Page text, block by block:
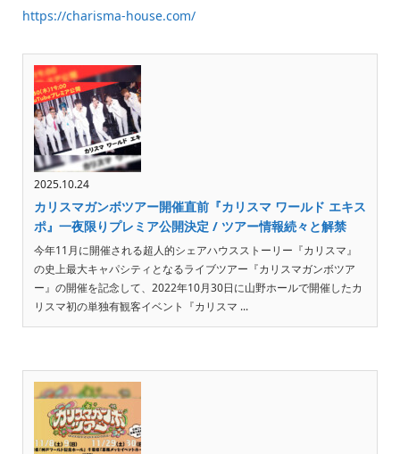
https://charisma-house.com/
2025.10.24
カリスマガンボツアー開催直前『カリスマ ワールド エキス
ポ』一夜限りプレミア公開決定 / ツアー情報続々と解禁
今年11月に開催される超人的シェアハウスストーリー『カリスマ』
の史上最大キャパシティとなるライブツアー『カリスマガンボツア
ー』の開催を記念して、2022年10月30日に山野ホールで開催したカ
リスマ初の単独有観客イベント『カリスマ ...